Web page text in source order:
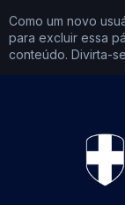
Como um novo
para excluir essa
conteúdo. Divirta-